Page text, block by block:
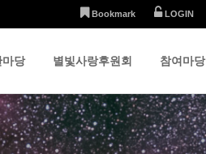
Bookmark LOGIN
마당 별빛사랑후원회 참여마당